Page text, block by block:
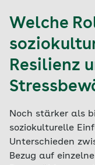
Welche
Resilienz
Noch stärker als
soziokulturelle
Unterschieden
Bezug auf